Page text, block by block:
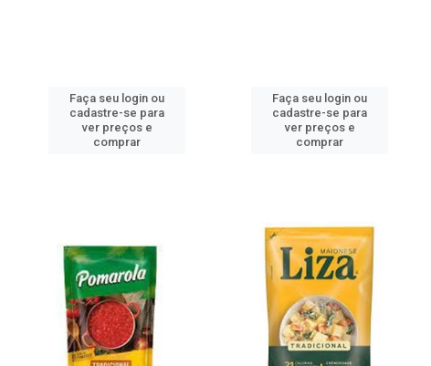
Faça seu login ou
cadastre-se para
ver preços e
comprar
Faça seu login ou
cadastre-se para
ver preços e
comprar